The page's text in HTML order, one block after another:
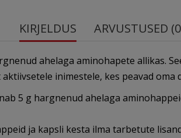
KIRJELDUS ARVUSTUSED
ahelaga aminohapete allikas.
inimestele, kes peavad
5 g hargnenud ahelaga
ja kapsli kesta ilma tarbetute